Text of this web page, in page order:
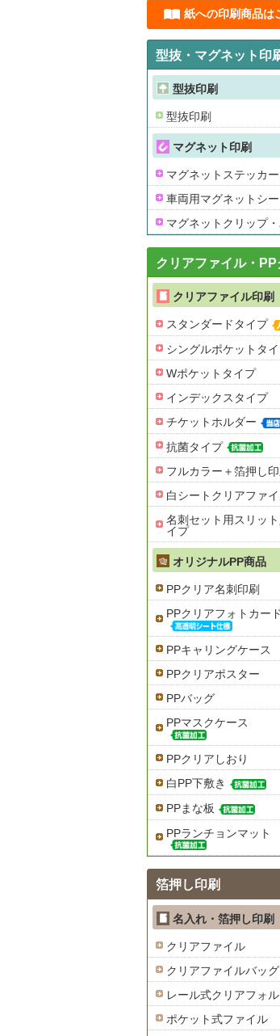
紙への印刷商品は
型抜・マグネット印
型抜印刷
型抜印刷
マグネット印刷
マグネットステッカー
車両用マグネットシー
マグネットクリップ
クリアファイル・PP
クリアファイル印刷
スタンダードタイプ
シングルポケットタ
Wポケットタイプ
インデックスタイプ
チケットホルダー
抗菌タイプ
フルカラー＋箔押し印
白シートクリアファ
名刺セット用スリッ
イプ
オリジナルPP商品
PPクリア名刺印刷
PPクリアフォトカード
PPキャリングケース
PPクリアポスター
PPバッグ
PPマスクケース
PPクリアしおり
白PP下敷き
PPまな板
PPランチョンマット
箔押し印刷
名入れ・箔押し印刷
クリアファイル
クリアファイルバッグ
レール式クリアフォ
ポケット式ファイル